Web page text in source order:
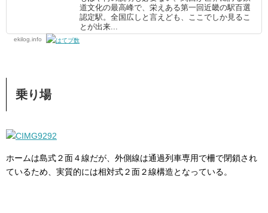
道文化の最高峰で、栄えある第一回近畿の駅百選
認定駅。全国広しと言えども、ここでしか見るこ
とが出来...
ekilog.info
乗り場
ホームは島式２面４線だが、外側線は通過列車専用で柵で閉鎖され
ているため、実質的には相対式２面２線構造となっている。